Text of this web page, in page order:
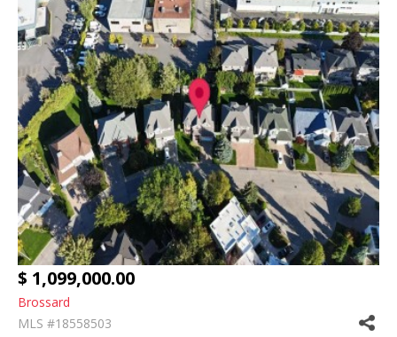
$ 1,099,000.00
Brossard
MLS #18558503